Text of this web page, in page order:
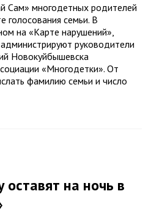
Сам» многодетных родителей
голосования семьи. В
на «Карте нарушений»,
администрируют руководители
Новокуйбышевска
«Многодетки». От
фамилию семьи и число
на ночь в